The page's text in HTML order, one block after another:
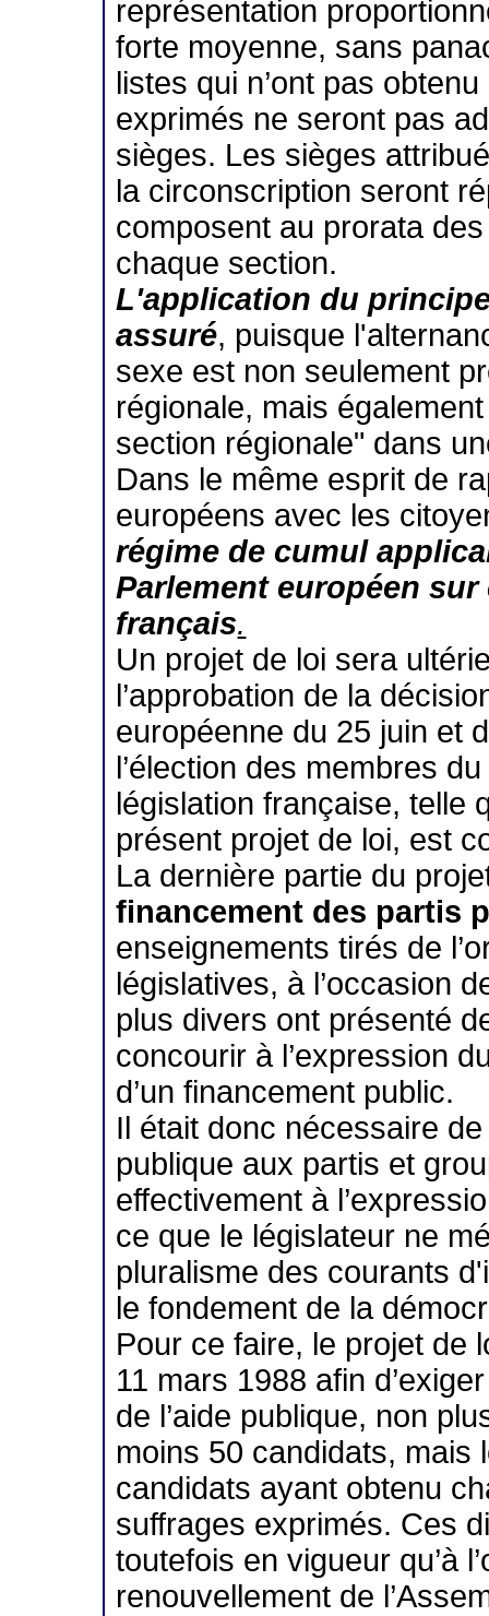
représentation
forte moyenne, sans
listes qui n’ont pas
exprimés ne seront pas
sièges. Les sièges
la circonscription seront
composent au prorata
chaque section.
L'application du
assuré, puisque
sexe est non seulement
régionale, mais
section régionale" dans
Dans le même esprit de
européens avec les
régime de cumul
Parlement européen
français.
Un projet de loi sera
l’approbation de la
européenne du 25 juin et
l’élection des membres
législation française, telle
présent projet de loi, est
La dernière partie du
financement des partis
enseignements tirés de
législatives, à l’occasion
plus divers ont présenté
concourir à l’expression
d’un financement public.
Il était donc nécessaire
publique aux partis et
effectivement à
ce que le législateur ne
pluralisme des courants
le fondement de la
Pour ce faire, le projet de
11 mars 1988 afin
de l’aide publique, non
moins 50 candidats, mais
candidats ayant obtenu
suffrages exprimés. Ces
toutefois en vigueur qu’à
renouvellement de